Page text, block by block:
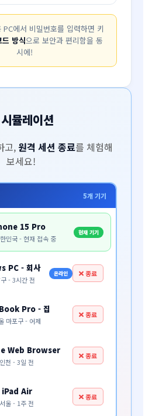
PC에서 비밀번호를 입력하면 키
방식으로 보안과 편리함을 동
시에!
뮬레이션
고, 원격 세션 종료를 체험해
보세요!
5개 기기
15 Pro
민국 - 현재 접속 중
현재 기기
PC - 회사
- 3시간 전
온라인 종료
Pro - 집
마포구 - 어제
종료
Web Browser
인천 - 3일 전
종료
iPad Air
서울 - 1주 전
종료